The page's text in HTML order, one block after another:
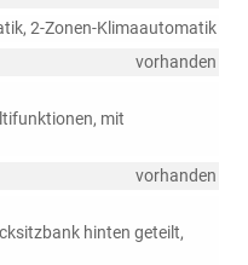
2-Zonen-Klimaautomatik
vorhanden
mit
vorhanden
hinten geteilt,